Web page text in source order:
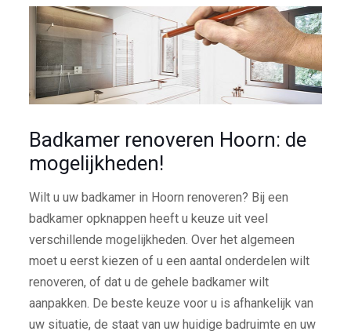
Badkamer renoveren Hoorn: de
mogelijkheden!
Wilt u uw badkamer in Hoorn renoveren? Bij een
badkamer opknappen heeft u keuze uit veel
verschillende mogelijkheden. Over het algemeen
moet u eerst kiezen of u een aantal onderdelen wilt
renoveren, of dat u de gehele badkamer wilt
aanpakken. De beste keuze voor u is afhankelijk van
uw situatie, de staat van uw huidige badruimte en uw